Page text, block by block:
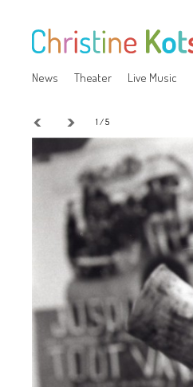
News Theater Live Music
1 / 5